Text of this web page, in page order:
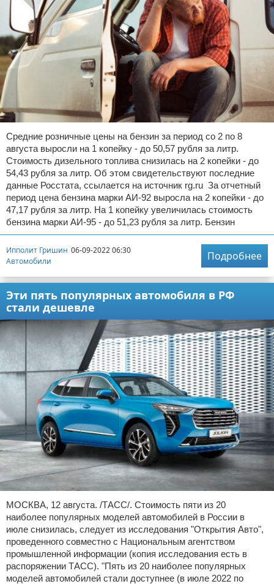
Средние розничные цены на бензин за период со 2 по 8
августа выросли на 1 копейку - до 50,57 рубля за литр.
Стоимость дизельного топлива снизилась на 2 копейки - до
54,43 рубля за литр. Об этом свидетельствуют последние
данные Росстата, ссылается на источник rg.ru За отчетный
период цена бензина марки АИ-92 выросла на 2 копейки - до
47,17 рубля за литр. На 1 копейку увеличилась стоимость
бензина марки АИ-95 - до 51,23 рубля за литр. Бензин
Ипполит Гришин 06-09-2022 06:30
Автомобили
Подробнее
Эти пять популярных автомобиля в РФ
стали дешевле
МОСКВА, 12 августа. /ТАСС/. Стоимость пяти из 20
наиболее популярных моделей автомобилей в России в
июле снизилась, следует из исследования "Открытия Авто",
проведенного совместно с Национальным агентством
промышленной информации (копия исследования есть в
распоряжении ТАСС). "Пять из 20 наиболее популярных
моделей автомобилей стали доступнее (в июле 2022 по